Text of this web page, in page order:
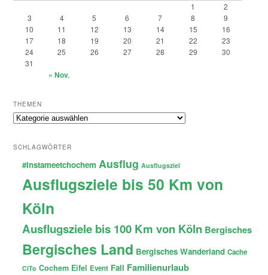
1
2
3
4 5 6 7 8
9
10
11 12 13 14 15
16
17
18 19 20 21 22
23
24
25 26 27 28 29
30
31
« Nov.
THEMEN
Themen
SCHLAGWÖRTER
#instameetchochem Ausflug Ausflugsziel
Ausflugsziele bis 50 Km von
Köln
Ausflugsziele bis 100 Km von Köln Bergisches
Bergisches Land Bergisches Wanderland Cache
CiTo Cochem Eifel Event Fail Familienurlaub